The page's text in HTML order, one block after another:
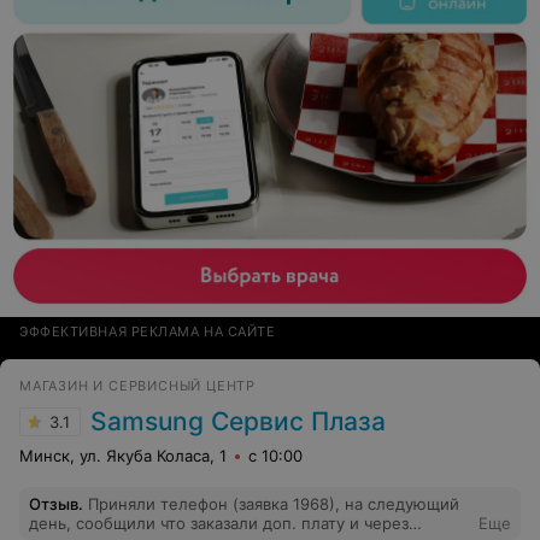
ЭФФЕКТИВНАЯ РЕКЛАМА НА САЙТЕ
МАГАЗИН И СЕРВИСНЫЙ ЦЕНТР
3.1 Samsung Сервис Плаза
Минск, ул. Якуба Коласа, 1 с 10:00
Отзыв. Приняли телефон (заявка 1968), на следующий
день, сообщили что заказали доп. плату и через
Еще